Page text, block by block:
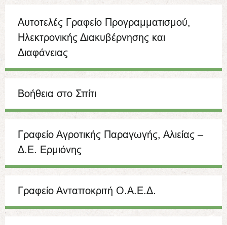
Αυτοτελές Γραφείο Προγραμματισμού,
Ηλεκτρονικής Διακυβέρνησης και
Διαφάνειας
Βοήθεια στο Σπίτι
Γραφείο Αγροτικής Παραγωγής, Αλιείας –
Δ.Ε. Ερμιόνης
Γραφείο Ανταποκριτή Ο.Α.Ε.Δ.